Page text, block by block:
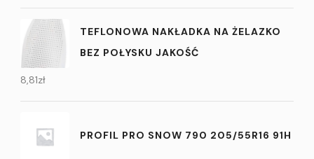
TEFLONOWA NAKŁADKA NA ŻELAZKO
BEZ POŁYSKU JAKOŚĆ
8,81zł
PROFIL PRO SNOW 790 205/55R16 91H